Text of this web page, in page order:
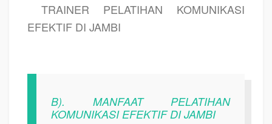
TRAINER PELATIHAN KOMUNIKASI
EFEKTIF DI JAMBI
B). MANFAAT PELATIHAN
KOMUNIKASI EFEKTIF DI JAMBI